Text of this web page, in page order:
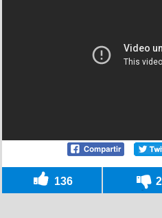
136